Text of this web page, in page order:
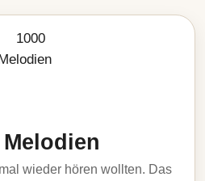
Melodien
wieder hören wollten. Das